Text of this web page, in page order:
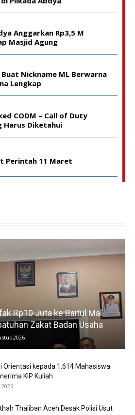
Anggarkan Rp3,5 M
Masjid Agung
Buat Nickname ML Berwarna
Lengkap
CODM – Call of Duty
Harus Diketahui
Perintah 11 Maret
Rp10 Juta ke Baitul Mal
Zakat Badan Usaha
2026
Orientasi kepada 1.614 Mahasiswa
KIP Kuliah
Thaliban Aceh Desak Polisi Usut